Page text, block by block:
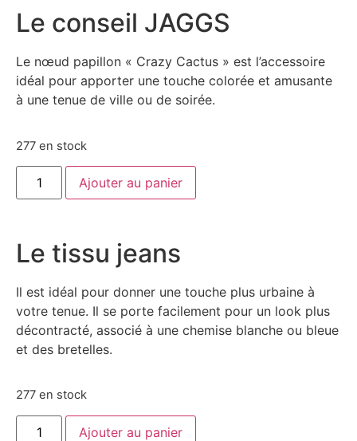
Le conseil JAGGS
Le nœud papillon « Crazy Cactus » est l’accessoire
idéal pour apporter une touche colorée et amusante
à une tenue de ville ou de soirée.
277 en stock
Ajouter au panier
Le tissu jeans
Il est idéal pour donner une touche plus urbaine à
votre tenue. Il se porte facilement pour un look plus
décontracté, associé à une chemise blanche ou bleue
et des bretelles.
277 en stock
Ajouter au panier